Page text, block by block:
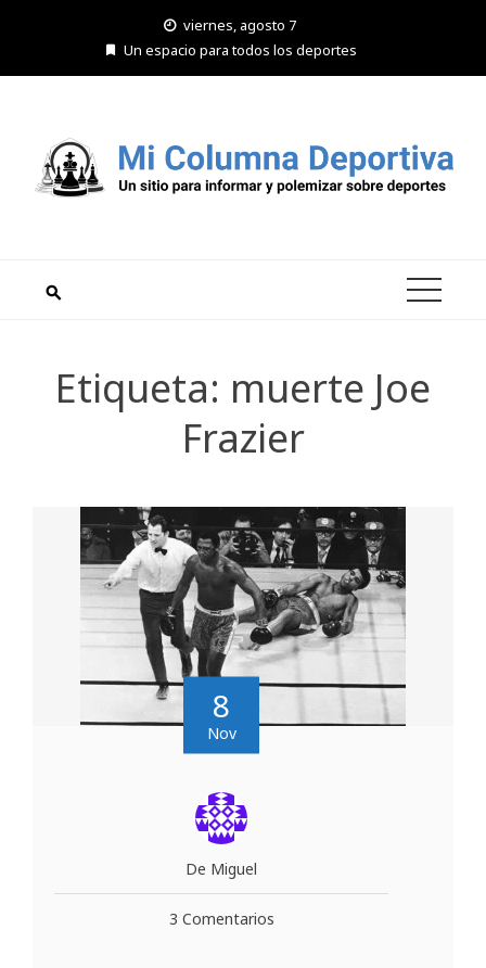
viernes, agosto 7
Un espacio para todos los deportes
Etiqueta: muerte Joe
Frazier
8
Nov
De Miguel
3 Comentarios